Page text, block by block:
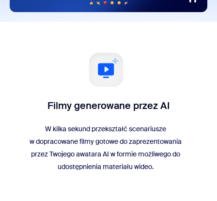
Filmy generowane przez AI
W kilka sekund przekształć scenariusze
w dopracowane filmy gotowe do zaprezentowania
przez Twojego awatara AI w formie możliwego do
udostępnienia materiału wideo.